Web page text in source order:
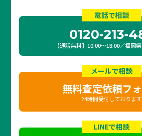
電話で相談
0120-213-
【通話無料】10:00〜18:00／福岡
メールで相談
無料査定依頼フ
24時間受付しております
LINEで相談